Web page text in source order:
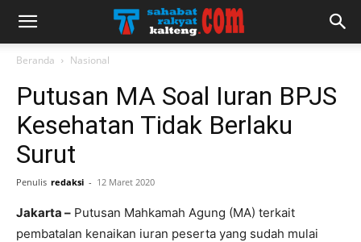
Beranda Nasional
Putusan MA Soal Iuran BPJS
Kesehatan Tidak Berlaku
Surut
Penulis redaksi - 12 Maret 2020
Jakarta – Putusan Mahkamah Agung (MA) terkait
pembatalan kenaikan iuran peserta yang sudah mulai